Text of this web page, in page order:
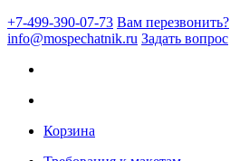
+7-499-390-07-73 Вам перезвонить?
info@mospechatnik.ru Задать вопрос
Корзина